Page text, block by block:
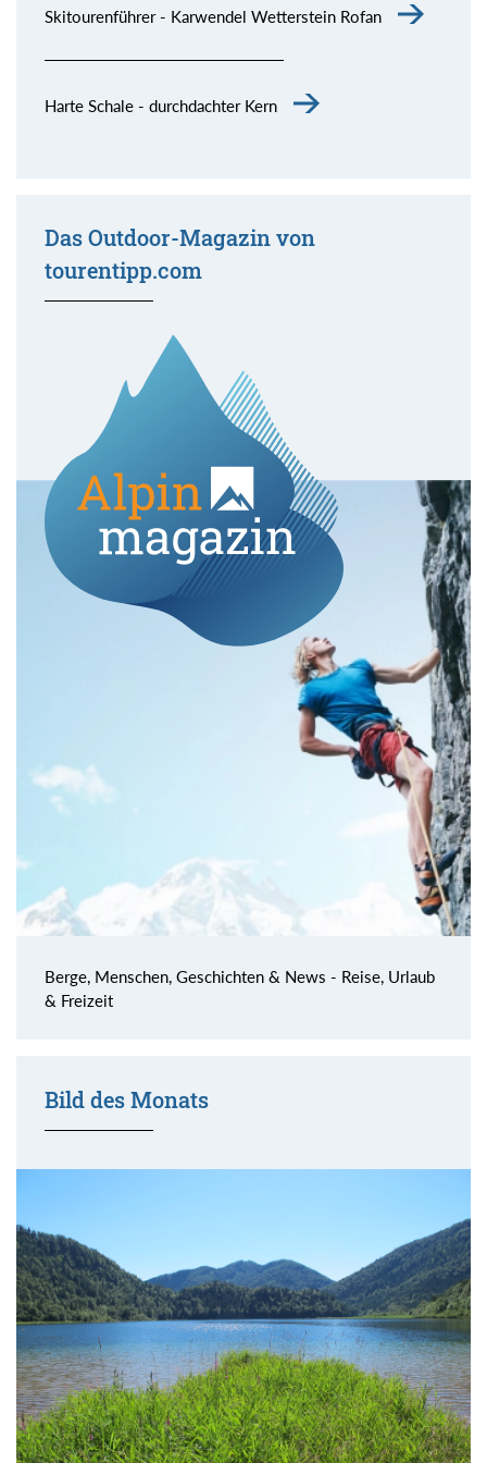
Skitourenführer - Karwendel Wetterstein Rofan
Harte Schale - durchdachter Kern
Das Outdoor-Magazin von
tourentipp.com
Berge, Menschen, Geschichten & News - Reise, Urlaub
& Freizeit
Bild des Monats